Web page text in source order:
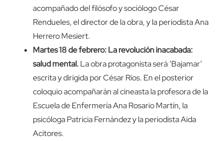
acompañado del filósofo y sociólogo César
Rendueles, el director de la obra, y la periodista Ana
Herrero Mesiert.
Martes 18 de febrero: La revolución inacabada:
salud mental.La obra protagonista será ‘Bajamar’
escrita y dirigida por César Ríos. En el posterior
coloquio acompañarán al cineasta la profesora de la
Escuela de Enfermería Ana Rosario Martín, la
psicóloga Patricia Fernández y la periodista Aida
Acítores.